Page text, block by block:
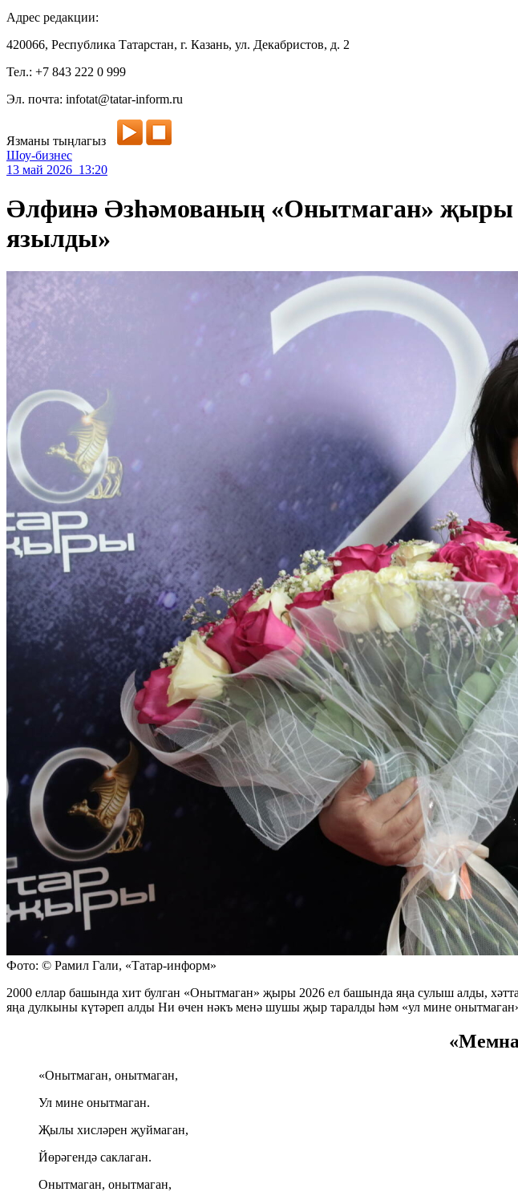
Адрес редакции:
420066, Республика Татарстан, г. Казань, ул. Декабристов, д. 2
Тел.: +7 843 222 0 999
Эл. почта: infotat@tatar-inform.ru
Язманы тыңлагыз
Шоу-бизнес
13 май 2026 13:20
Әлфинә Әзһәмованың «Онытмаган» җыры
язылды»
Фото: © Рамил Гали, «Татар-информ»
2000 еллар башында хит булган «Онытмаган» җыры 2026 ел башында яңа сулыш алды,
яңа дулкыны күтәреп алды Ни өчен нәкъ менә шушы җыр таралды һәм «ул мине онытмаган»
«Онытмаган, онытмаган,
Ул мине онытмаган.
Җылы хисләрен җуймаган,
Йөрәгендә саклаган.
Онытмаган, онытмаган,